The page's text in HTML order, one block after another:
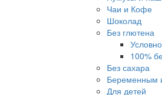
Чаи и Кофе
Шоколад
Без глютена
100%
Без сахара
Беременным
Для детей